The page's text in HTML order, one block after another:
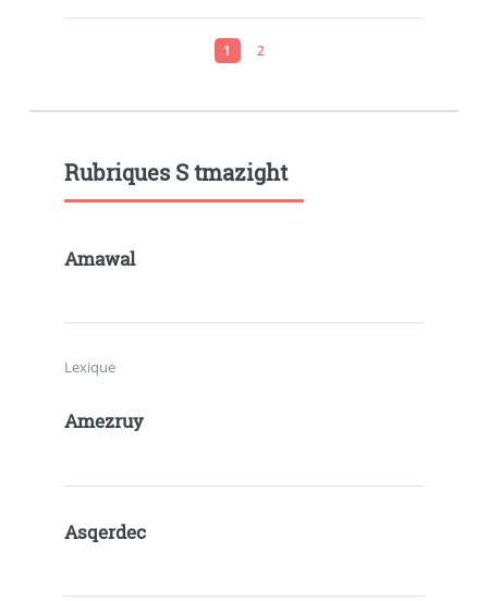
1 2
Rubriques S tmazight
Amawal
Lexique
Amezruy
Asqerdec